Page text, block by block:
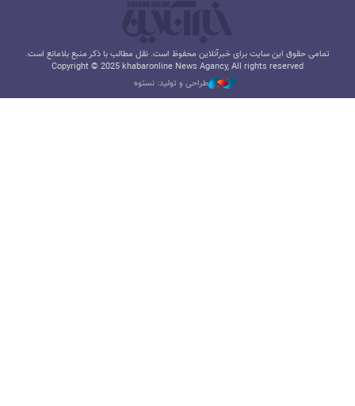
تمامی حقوق این سایت برای خبرآنلاین محفوظ است. نقل مطالب با ذکر منبع بلامانع است.
Copyright © 2025 khabaronline News Agancy, All rights reserved
طراحی و تولید: نستوه